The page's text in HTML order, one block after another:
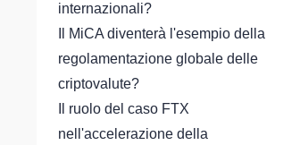
internazionali?
Il MiCA diventerà l'esempio della
regolamentazione globale delle
criptovalute?
Il ruolo del caso FTX
nell'accelerazione della